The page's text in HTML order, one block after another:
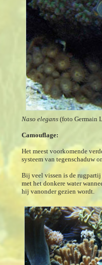
Naso elegans (foto Germain
Camouflage:
Het meest voorkomende
systeem van tegenschaduw
Bij veel vissen is de
met het donkere water
hij vanonder gezien wordt.